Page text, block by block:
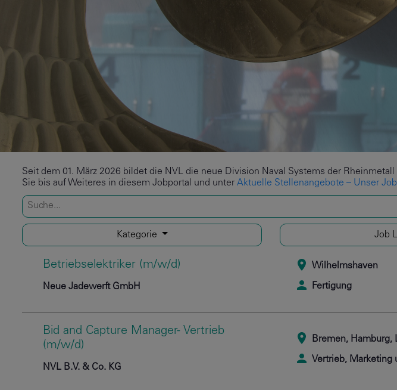
Seit dem 01. März 2026 bildet die NVL die neue Division Naval Systems der
Sie bis auf Weiteres in diesem Jobportal und unter Aktuelle Stellenangebote – Unser
Kategorie Job
Betriebselektriker (m/w/d)
Neue Jadewerft GmbH
Wilhelmshaven
Fertigung
Bid and Capture Manager- Vertrieb
(m/w/d)
NVL B.V. & Co. KG
Bremen, Hamburg,
Vertrieb, Marketing